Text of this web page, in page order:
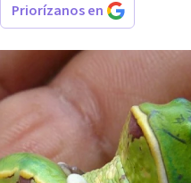
Priorízanos en